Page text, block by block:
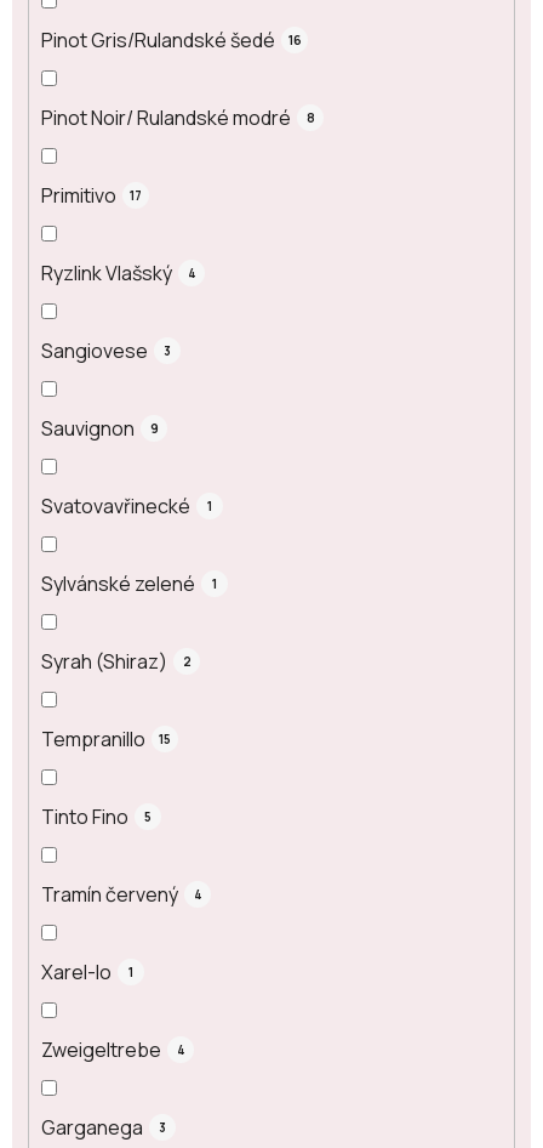
Pinot Gris/Rulandské šedé 16
Pinot Noir/ Rulandské modré 8
Primitivo 17
Ryzlink Vlašský 4
Sangiovese 3
Sauvignon 9
Svatovavřinecké 1
Sylvánské zelené 1
Syrah (Shiraz) 2
Tempranillo 15
Tinto Fino 5
Tramín červený 4
Xarel-lo 1
Zweigeltrebe 4
Garganega 3